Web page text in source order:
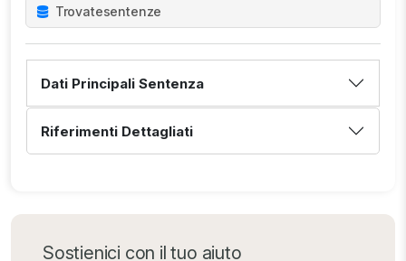
Trovatesentenze
Dati Principali Sentenza
Riferimenti Dettagliati
Sostienici con il tuo aiuto